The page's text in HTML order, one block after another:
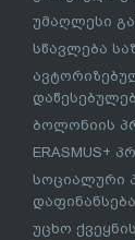
უმაღლესი
სწავლება
ბოლონიის
ERASMUS+
სოციალური
დაფინანსება
უცხო